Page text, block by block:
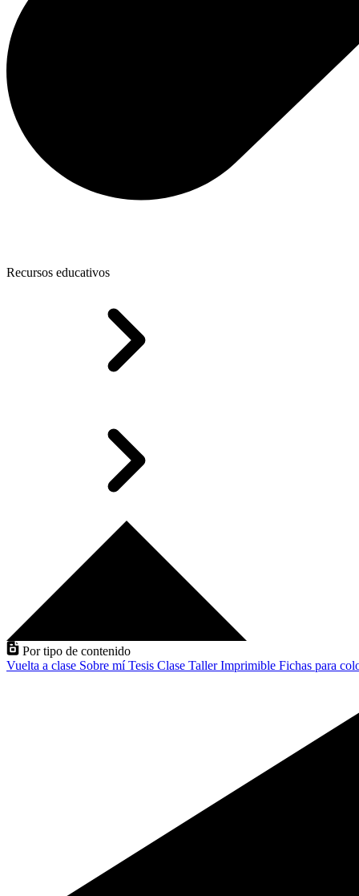
Recursos educativos
Por tipo de contenido
Vuelta a clase Sobre míTesis Clase TallerImprimible Fichas para